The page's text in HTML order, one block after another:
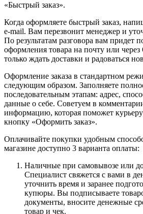
«Быстрый заказ».
Когда оформляете быстрый заказ,
e-mail. Вам перезвонит менеджер и
По результатам разговора вам придет
оформления товара на почту или
только ждать доставки и радоваться
Оформление заказа в стандартном
следующим образом. Заполняете
последовательным этапам: адрес,
данные о себе. Советуем в
информацию, которая поможет
кнопку «Оформить заказ».
Оплачивайте покупки удобным
магазине доступно 3 варианта оплаты:
Наличные при самовывозе или
Специалист свяжется с вами в
уточнить время и заранее
купюры. Вы подписываете
документы, вносите денежные
товар и чек.